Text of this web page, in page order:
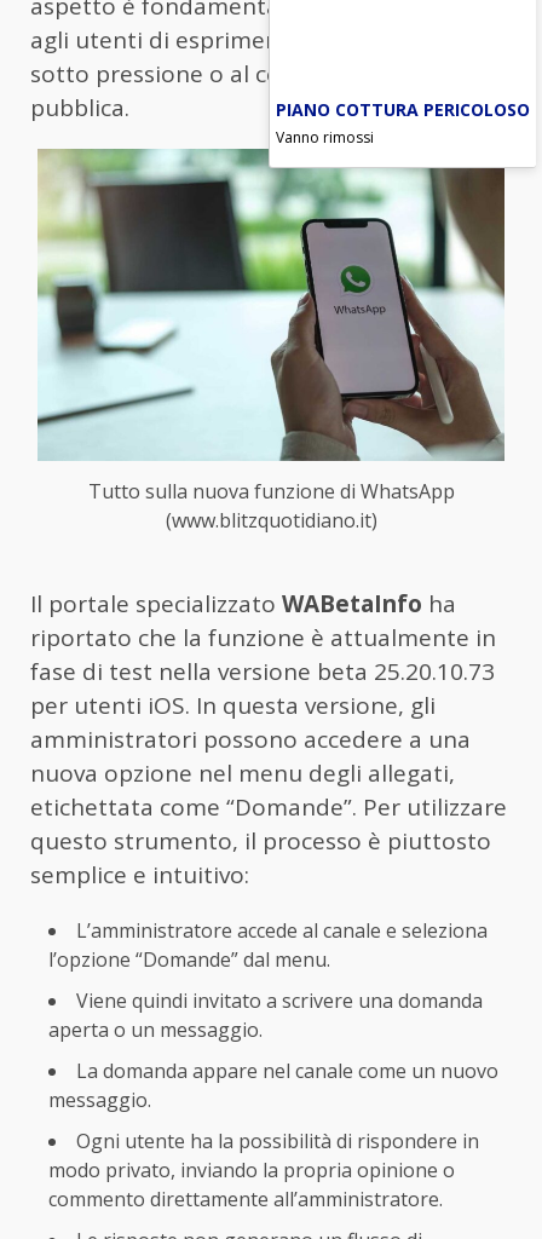
aspetto è fondamentale, poiché permette
agli utenti di esprimersi senza sentirsi
sotto pressione o al centro dell’attenzione
pubblica.
Tutto sulla nuova funzione di WhatsApp
(www.blitzquotidiano.it)
Il portale specializzato WABetaInfo ha
riportato che la funzione è attualmente in
fase di test nella versione beta 25.20.10.73
per utenti iOS. In questa versione, gli
amministratori possono accedere a una
nuova opzione nel menu degli allegati,
etichettata come “Domande”. Per utilizzare
questo strumento, il processo è piuttosto
semplice e intuitivo:
L’amministratore accede al canale e seleziona
l’opzione “Domande” dal menu.
Viene quindi invitato a scrivere una domanda
aperta o un messaggio.
La domanda appare nel canale come un nuovo
messaggio.
Ogni utente ha la possibilità di rispondere in
modo privato, inviando la propria opinione o
commento direttamente all’amministratore.
PIANO COTTURA PERICOLOSO
Vanno rimossi